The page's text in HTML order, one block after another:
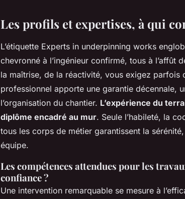
Les profils et expertises, à qui
L’étiquette Experts in underpinning works
chevronné à l’ingénieur confirmé, tous à l’affût
la maîtrise, de la réactivité, vous exigez parfois
professionnel apporte une garantie décennale,
l’organisation du chantier. L’expérience du
diplôme encadré au mur. Seule l’habileté, la
tous les corps de métier garantissent la
équipe.
Les compétences attendues pour les
confiance ?
Une intervention remarquable se mesure à